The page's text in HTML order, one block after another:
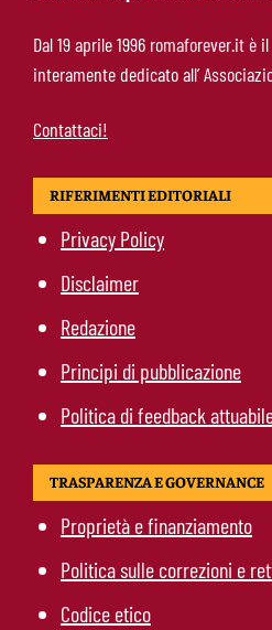
Molina-
sbloccare
Dal 19 aprile 1996 romaforever.it è
interamente dedicato all’
Contattaci!
RIFERIMENTI EDITORIALI
Privacy Policy
Disclaimer
Redazione
Principi di pubblicazione
Politica di feedback
TRASPARENZA E GOVERNANCE
Proprietà e finanziamento
Politica sulle correzioni e
Codice etico